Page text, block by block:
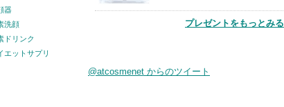
器
洗顔
ドリンク
エットサプリ
品
プレゼントをもっとみる
@atcosmenet からのツイート